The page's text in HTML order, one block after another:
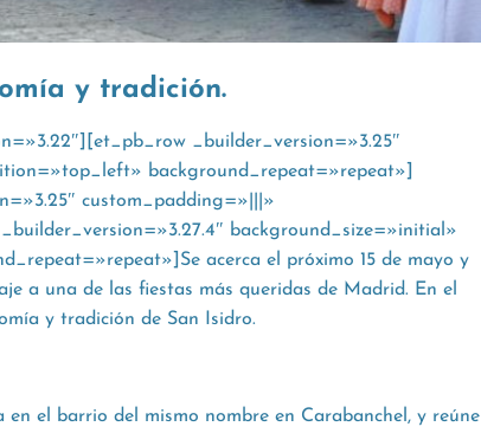
y tradición.
_builder_version=»3.25″
background_repeat=»repeat»]
custom_padding=»|||»
background_size=»initial»
Se acerca el próximo 15 de mayo y
a una de las fiestas más queridas de Madrid. En el
y tradición de San Isidro.
el barrio del mismo nombre en Carabanchel, y reúne